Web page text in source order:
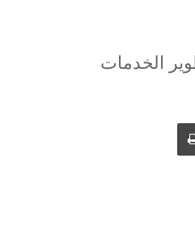
الخدمات
طباعة